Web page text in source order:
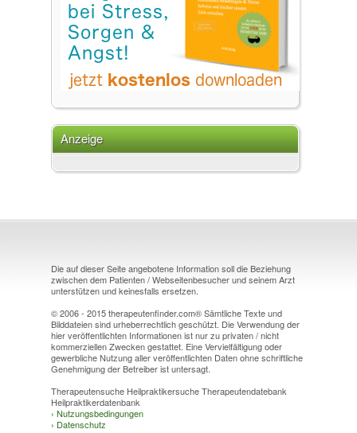
Anzeige
Die auf dieser Seite angebotene Information soll die Beziehung
zwischen dem Patienten / Webseitenbesucher und seinem Arzt
unterstützen und keinesfalls ersetzen.
© 2006 - 2015 therapeutenfinder.com® Sämtliche Texte und
Bilddateien sind urheberrechtlich geschützt. Die Verwendung der
hier veröffentlichten Informationen ist nur zu privaten / nicht
kommerziellen Zwecken gestattet. Eine Vervielfältigung oder
gewerbliche Nutzung aller veröffentlichten Daten ohne schriftliche
Genehmigung der Betreiber ist untersagt.
Therapeutensuche Heilpraktikersuche Therapeutendatebank
Heilpraktikerdatenbank
› Nutzungsbedingungen
› Datenschutz